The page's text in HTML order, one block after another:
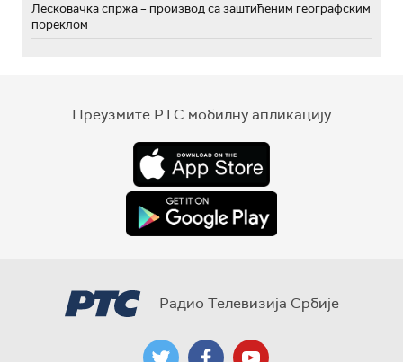
Лесковачка спржа – производ са заштићеним географским
пореклом
Преузмите РТС мобилну апликацију
Радио Телевизија Србије